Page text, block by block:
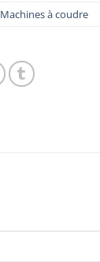
Machines à coudre